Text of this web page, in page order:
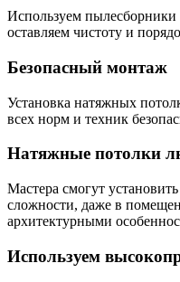
Используем
оставляем чистоту и
Безопасный монтаж
Установка натяжных
всех норм и техник
Натяжные потолки
Мастера смогут
сложности, даже в
архитектурными
Используем